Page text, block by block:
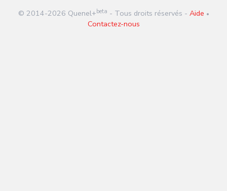
sous-
© 2014-2026 Quenel+ beta - Tous droits réservés - Aide •
Contactez-nous